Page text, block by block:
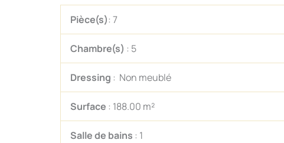
Pièce(s): 7
Chambre(s) : 5
Dressing : Non meublé
Surface : 188.00 m²
Salle de bains : 1